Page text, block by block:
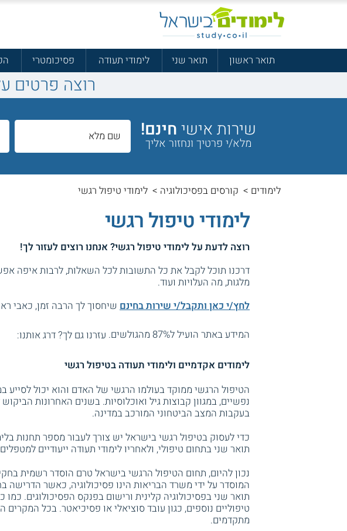
תואר ראשון תואר שני לימודי תעודה פסיכומטרי
רוצה פרטים
שירות אישיחינם!
מלא/י פרטיך ונחזור אליך
לימודים > קורסים בפסיכולוגיה > לימודי טיפול רגשי
לימודי טיפול רגשי
רוצה לדעת עללימודי טיפול רגשי? אנחנו רוצים לעזור לך!
דרכנו תוכל לקבל את כל התשובות לכל השאלות, לרבות איפה
מלגות, מה העלויות ועוד.
לחץ/י כאן ותקבל/י שירות בחינם שיחסוך לך הרבה זמן, כאבי
המידע באתר הועיל ל87% מהגולשים.
עזרנו גם לך? דרג אותנו:
לימודים אקדמיים ולימודי תעודה בטיפול רגשי
הטיפול הרגשי ממוקד בעולמו הרגשי של האדם והוא יכול
נפשיים, במגוון קבוצות גיל ואוכלוסיות. בשנים האחרונות
בעקבות המצב הביטחוני המורכב במדינה.
כדי לעסוק בטיפול רגשי בישראל יש צורך לעבור מספר תחנות
תואר שני בתחום טיפולי, ולאחריו לימודי תעודה ייעודיים
נכון להיום, תחום הטיפול הרגשי בישראל טרם הוסדר רשמית
המוסדר על ידי משרד הבריאות הינו פסיכולוגיה, כאשר הדרישה
תואר שני בפסיכולוגיה קלינית ורישום בפנקס הפסיכולוגים.
טיפוליים נוספים, כגון עובד סוציאלי או פסיכיאטר. בכל
מתקדמים.